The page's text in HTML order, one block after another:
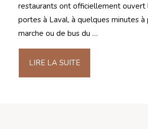
restaurants ont officiellement ouvert
portes à Laval, à quelques minutes à
marche ou de bus du …
LIRE LA SUITE